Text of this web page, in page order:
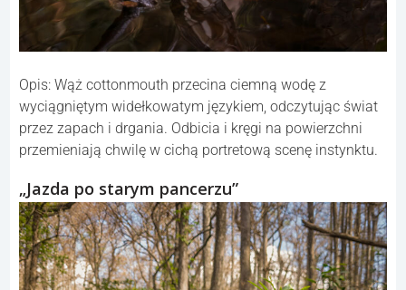
Opis: Wąż cottonmouth przecina ciemną wodę z
wyciągniętym widełkowatym językiem, odczytując świat
przez zapach i drgania. Odbicia i kręgi na powierzchni
przemieniają chwilę w cichą portretową scenę instynktu.
„Jazda po starym pancerzu”